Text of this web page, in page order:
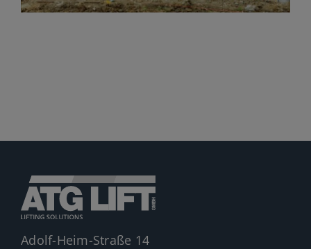
Adolf-Heim-Straße 14